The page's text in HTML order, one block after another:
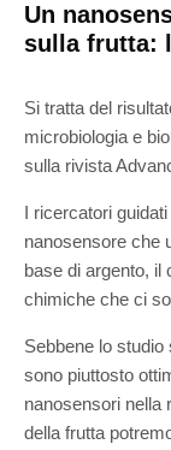
Un
sulla frutta:
Si tratta del
microbiologia e
sulla rivista
I ricercatori
nanosensore che
base di argento, il
chimiche che ci
Sebbene lo
sono piuttosto
nanosensori nella
della frutta